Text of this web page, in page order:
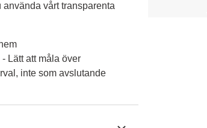
vårt transparenta
Lätt att måla över
inte som avslutande